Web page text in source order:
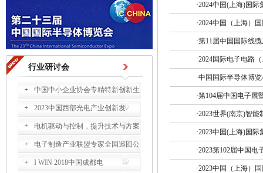
行业研讨会
中国中小企业协会专精特新创新生
2023中国西部光电产业创新发
电机驱动与控制，提升技术与方案
电子制造产业联盟专家全国巡回公
I WIN 2018中国成都电
·2024中国(上海)国际
·2024中国（上海）
·第11届中国国际线
·2024国际电子电路
·中国国际半导体博
·第104届中国电子展
·2023世界(南京)智能
·2023中国(上海)国际
·2023第102届中国电
·2023中国（上海）